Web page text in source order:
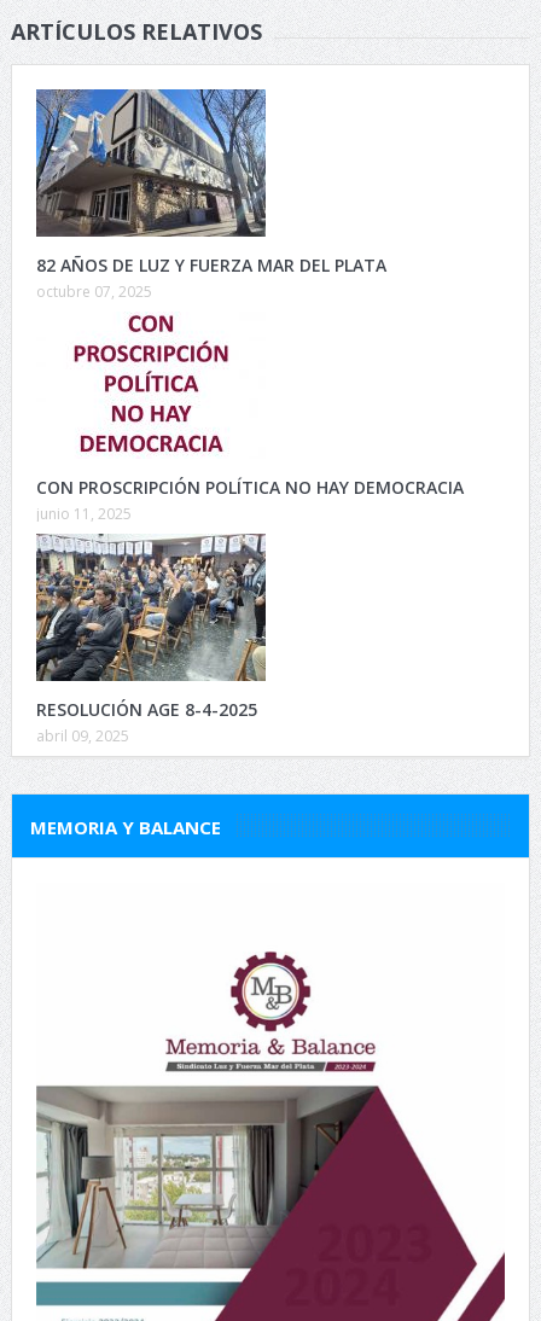
ARTÍCULOS RELATIVOS
82 AÑOS DE LUZ Y FUERZA MAR DEL PLATA
octubre 07, 2025
CON PROSCRIPCIÓN POLÍTICA NO HAY DEMOCRACIA
junio 11, 2025
RESOLUCIÓN AGE 8-4-2025
abril 09, 2025
MEMORIA Y BALANCE